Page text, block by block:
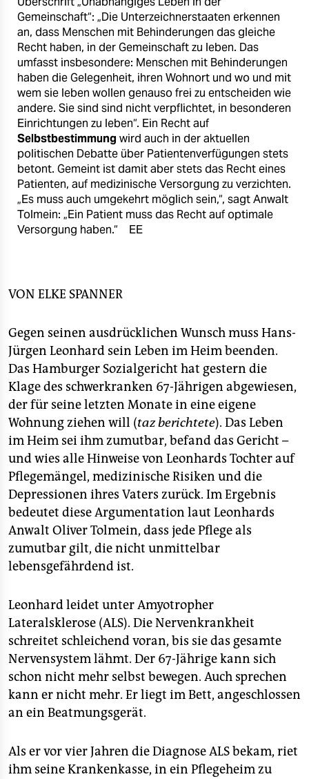
fragen & hilfe
unterstützen
abo
genossenschaft
epaper login
Gemeinschaft“: „Die Unterzeichnerstaaten erkennen
an, dass Menschen mit Behinderungen das gleiche
Recht haben, in der Gemeinschaft zu leben. Das
umfasst insbesondere: Menschen mit Behinderungen
haben die Gelegenheit, ihren Wohnort und wo und mit
wem sie leben wollen genauso frei zu entscheiden wie
andere. Sie sind sind nicht verpflichtet, in besonderen
Einrichtungen zu leben“. Ein Recht auf
Selbstbestimmung wird auch in der aktuellen
politischen Debatte über Patientenverfügungen stets
betont. Gemeint ist damit aber stets das Recht eines
Patienten, auf medizinische Versorgung zu verzichten.
„Es muss auch umgekehrt möglich sein,“, sagt Anwalt
Tolmein: „Ein Patient muss das Recht auf optimale
Versorgung haben.“ EE
VON ELKE SPANNER
Gegen seinen ausdrücklichen Wunsch muss Hans-
Jürgen Leonhard sein Leben im Heim beenden.
Das Hamburger Sozialgericht hat gestern die
Klage des schwerkranken 67-Jährigen abgewiesen,
der für seine letzten Monate in eine eigene
Wohnung ziehen will (tazberichtete). Das Leben
im Heim sei ihm zumutbar, befand das Gericht –
und wies alle Hinweise von Leonhards Tochter auf
Pflegemängel, medizinische Risiken und die
Depressionen ihres Vaters zurück. Im Ergebnis
bedeutet diese Argumentation laut Leonhards
Anwalt Oliver Tolmein, dass jede Pflege als
zumutbar gilt, die nicht unmittelbar
lebensgefährdend ist.
Leonhard leidet unter Amyotropher
Lateralsklerose (ALS). Die Nervenkrankheit
schreitet schleichend voran, bis sie das gesamte
Nervensystem lähmt. Der 67-Jährige kann sich
schon nicht mehr selbst bewegen. Auch sprechen
kann er nicht mehr. Er liegt im Bett, angeschlossen
an ein Beatmungsgerät.
Als er vor vier Jahren die Diagnose ALS bekam, riet
ihm seine Krankenkasse, in ein Pflegeheim zu